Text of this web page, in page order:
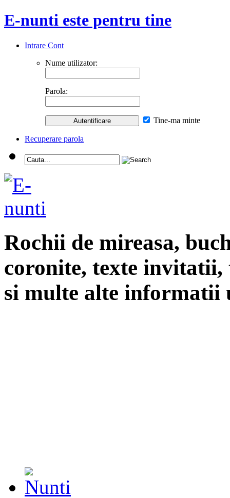
E-nunti este pentru tine
Intrare Cont
Nume utilizator:
Parola:
Tine-ma minte
Recuperare parola
Rochii de mireasa,
coronite, texte
si multe alte informatii